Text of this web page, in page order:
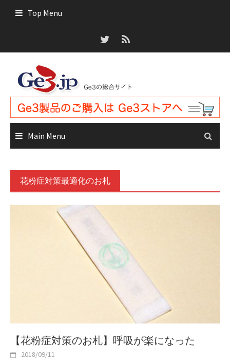
Top Menu
Main Menu
花粉症対策最適化のお札
【花粉症対策のお札】呼吸が楽になった
2018/09/11